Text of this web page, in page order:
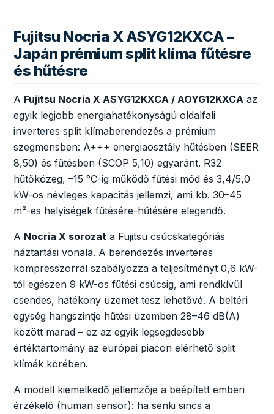
Fujitsu Nocria X ASYG12KXCA –
Japán prémium split klíma fűtésre
és hűtésre
A Fujitsu Nocria X ASYG12KXCA / AOYG12KXCA az
egyik legjobb energiahatékonyságú oldalfali
inverteres split klímaberendezés a prémium
szegmensben: A+++ energiaosztály hűtésben (SEER
8,50) és fűtésben (SCOP 5,10) egyaránt. R32
hűtőközeg, –15 °C-ig működő fűtési mód és 3,4/5,0
kW-os névleges kapacitás jellemzi, ami kb. 30–45
m²-es helyiségek fűtésére-hűtésére elegendő.
A Nocria X sorozat a Fujitsu csúcskategóriás
háztartási vonala. A berendezés inverteres
kompresszorral szabályozza a teljesítményt 0,6 kW-
tól egészen 9 kW-os fűtési csúcsig, ami rendkívül
csendes, hatékony üzemet tesz lehetővé. A beltéri
egység hangszintje hűtési üzemben 28–46 dB(A)
között marad – ez az egyik legsegdesebb
értéktartomány az európai piacon elérhető split
klímák körében.
A modell kiemelkedő jellemzője a beépített emberi
érzékelő (human sensor): ha senki sincs a